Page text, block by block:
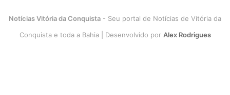
Notícias Vitória da Conquista - Seu portal de Notícias de Vitória da
Conquista e toda a Bahia | Desenvolvido por Alex Rodrigues